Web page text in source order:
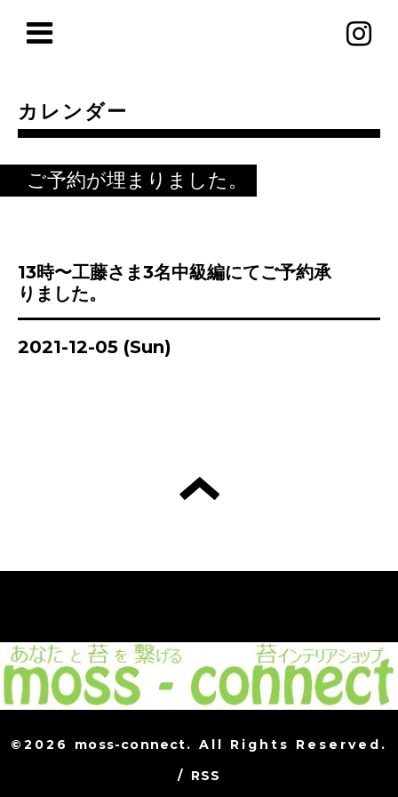
カレンダー
ご予約が埋まりました。
13時〜工藤さま3名中級編にてご予約承
りました。
2021-12-05 (Sun)
©2026 moss-connect. All Rights Reserved.
/ RSS